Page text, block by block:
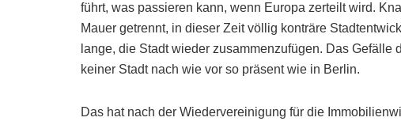
führt, was passieren kann, wenn Europa zerteilt wird.
Mauer getrennt, in dieser Zeit völlig konträre
lange, die Stadt wieder zusammenzufügen. Das
keiner Stadt nach wie vor so präsent wie in Berlin.
Das hat nach der Wiedervereinigung für die